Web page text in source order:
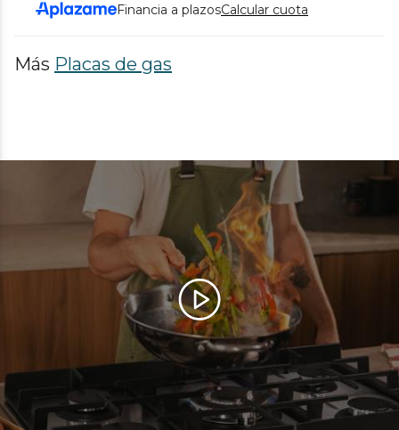
Financia a plazosCalcular cuota
Más Placas de gas